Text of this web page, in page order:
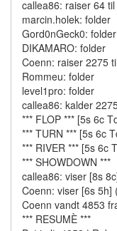
callea86: raiser 64
marcin.holek: folder
Gord0nGeck0: folder
DIKAMARO: folder
Coenn: raiser 2275
Rommeu: folder
level1pro: folder
callea86: kalder
*** FLOP *** [5s 6c
*** TURN *** [5s 6c
*** RIVER *** [5s 6c
*** SHOWDOWN ***
callea86: viser [8s
Coenn: viser [6s 5h]
Coenn vandt 4853
*** RESUMÈ ***